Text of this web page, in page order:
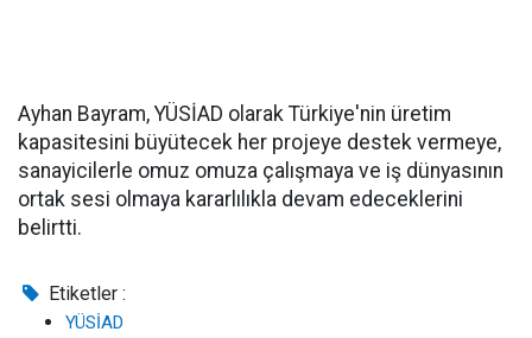
Ayhan Bayram, YÜSİAD olarak Türkiye'nin üretim
kapasitesini büyütecek her projeye destek vermeye,
sanayicilerle omuz omuza çalışmaya ve iş dünyasının
ortak sesi olmaya kararlılıkla devam edeceklerini
belirtti.
Etiketler :
YÜSİAD